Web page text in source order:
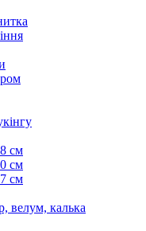
см
см
см
велум, калька